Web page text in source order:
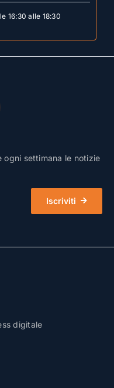
16:30 alle 18:30
ogni settimana le notizie
Iscriviti
digitale